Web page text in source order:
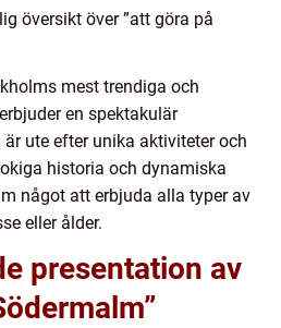
översikt över ”att göra på
mest trendiga och
en spektakulär
ute efter unika aktiviteter och
historia och dynamiska
något att erbjuda alla typer av
eller ålder.
presentation av